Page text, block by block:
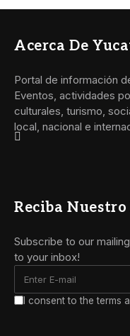
Acerca De
Portal de información
Eventos, actividades
culturales, turismo,
local, nacional e
Reciba
Subscribe to our
to your inbox!
I consent to the terms